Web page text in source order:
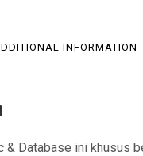
INFORMATION
& Database ini khusus